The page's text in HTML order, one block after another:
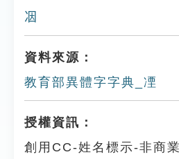
𠗃
資料來源：
教育部異體字字典_凐
授權資訊：
創用CC-姓名標示-非商